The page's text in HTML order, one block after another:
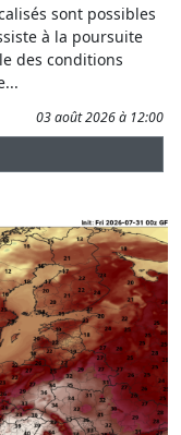
sont possibles
à la poursuite
des conditions
03 août 2026 à 12:00